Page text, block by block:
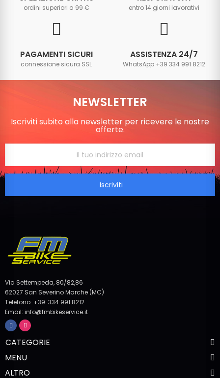
ordini superiori a 99 € entro 14 giorni lavorativi
PAGAMENTI SICURI
connessione sicura SSL
ASSISTENZA 24/7
WhatsApp +39 334 991 8212
NEWSLETTER
Iscriviti subito alla newsletter per ricevere le nostre
offerte.
Iscriviti
Via Settempeda, 80/82,86
62027 San Severino Marche (MC)
Telefono: +39. 334 991 8212
Email: info@fmbikeservice.it
CATEGORIE
MENU
ALTRO